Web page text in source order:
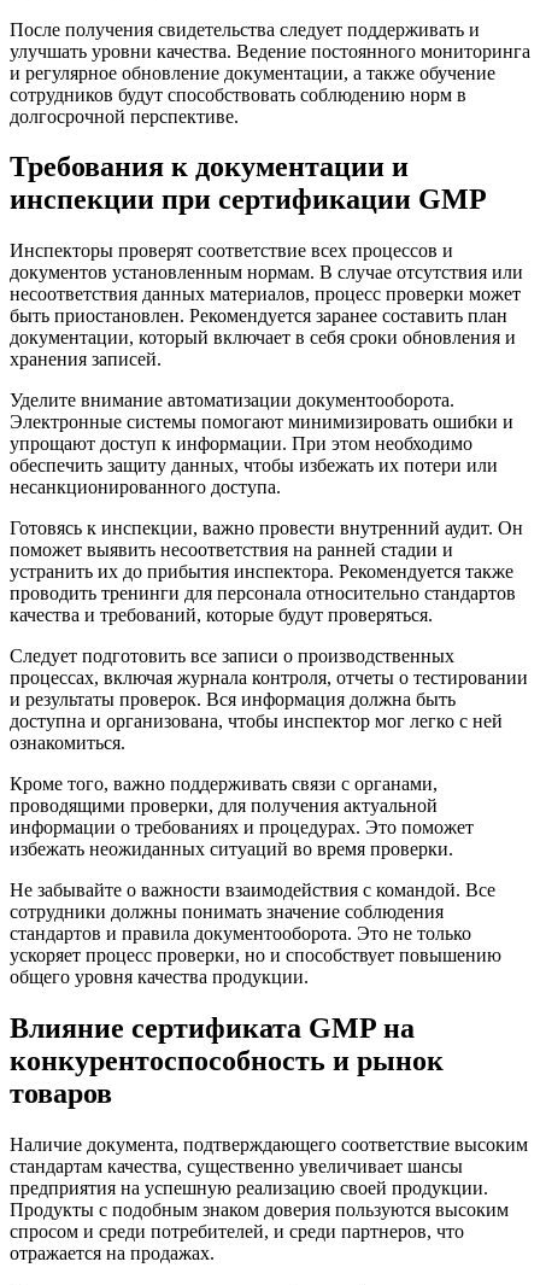
После получения свидетельства следует поддерживать и
улучшать уровни качества. Ведение постоянного мониторинга
и регулярное обновление документации, а также обучение
сотрудников будут способствовать соблюдению норм в
долгосрочной перспективе.
Требования к документации и
инспекции при сертификации GMP
Инспекторы проверят соответствие всех процессов и
документов установленным нормам. В случае отсутствия или
несоответствия данных материалов, процесс проверки может
быть приостановлен. Рекомендуется заранее составить план
документации, который включает в себя сроки обновления и
хранения записей.
Уделите внимание автоматизации документооборота.
Электронные системы помогают минимизировать ошибки и
упрощают доступ к информации. При этом необходимо
обеспечить защиту данных, чтобы избежать их потери или
несанкционированного доступа.
Готовясь к инспекции, важно провести внутренний аудит. Он
поможет выявить несоответствия на ранней стадии и
устранить их до прибытия инспектора. Рекомендуется также
проводить тренинги для персонала относительно стандартов
качества и требований, которые будут проверяться.
Следует подготовить все записи о производственных
процессах, включая журнала контроля, отчеты о тестировании
и результаты проверок. Вся информация должна быть
доступна и организована, чтобы инспектор мог легко с ней
ознакомиться.
Кроме того, важно поддерживать связи с органами,
проводящими проверки, для получения актуальной
информации о требованиях и процедурах. Это поможет
избежать неожиданных ситуаций во время проверки.
Не забывайте о важности взаимодействия с командой. Все
сотрудники должны понимать значение соблюдения
стандартов и правила документооборота. Это не только
ускоряет процесс проверки, но и способствует повышению
общего уровня качества продукции.
Влияние сертификата GMP на
конкурентоспособность и рынок
товаров
Наличие документа, подтверждающего соответствие высоким
стандартам качества, существенно увеличивает шансы
предприятия на успешную реализацию своей продукции.
Продукты с подобным знаком доверия пользуются высоким
спросом и среди потребителей, и среди партнеров, что
отражается на продажах.